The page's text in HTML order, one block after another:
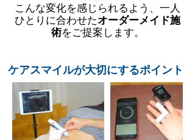
こんな変化を感じられるよう、一人
ひとりに合わせたオーダーメイド施
術をご提案します。
ケアスマイルが大切にするポイント